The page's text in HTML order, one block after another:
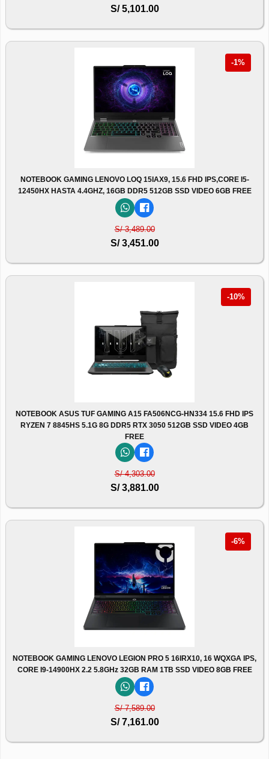
S/ 5,101.00
-1%
NOTEBOOK GAMING LENOVO LOQ 15IAX9, 15.6 FHD IPS,CORE I5-
12450HX HASTA 4.4GHZ, 16GB DDR5 512GB SSD VIDEO 6GB FREE
S/ 3,489.00
S/ 3,451.00
-10%
NOTEBOOK ASUS TUF GAMING A15 FA506NCG-HN334 15.6 FHD IPS
RYZEN 7 8845HS 5.1G 8G DDR5 RTX 3050 512GB SSD VIDEO 4GB
FREE
S/ 4,303.00
S/ 3,881.00
-6%
NOTEBOOK GAMING LENOVO LEGION PRO 5 16IRX10, 16 WQXGA IPS,
CORE I9-14900HX 2.2 5.8GHz 32GB RAM 1TB SSD VIDEO 8GB FREE
S/ 7,589.00
S/ 7,161.00